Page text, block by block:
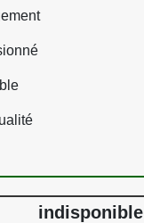
indisponible